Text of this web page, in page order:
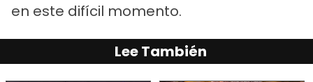
en este difícil momento.
Lee También